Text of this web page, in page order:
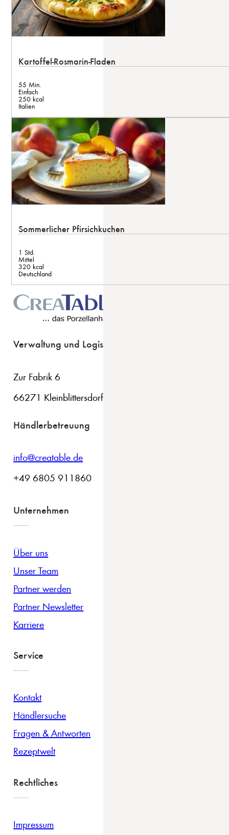
Kartoffel-Rosmarin-Fladen
55 Min.
Einfach
250 kcal
Italien
Sommerlicher Pfirsichkuchen
1 Std.
Mittel
320 kcal
Deutschland
Verwaltung und Logistik
Zur Fabrik 6
66271 Kleinblittersdorf
Händlerbetreuung
info@creatable.de
+49 6805 911860
Unternehmen
Über uns
Unser Team
Partner werden
Partner Newsletter
Karriere
Service
Kontakt
Händlersuche
Fragen & Antworten
Rezeptwelt
Rechtliches
Impressum